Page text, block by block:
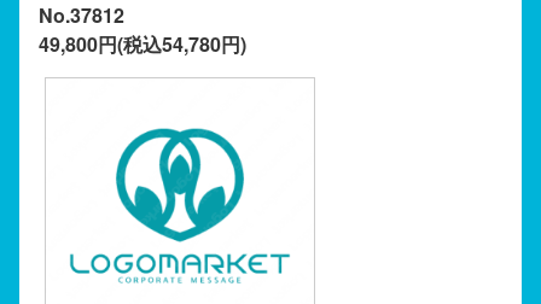
No.37812
49,800円(税込54,780円)